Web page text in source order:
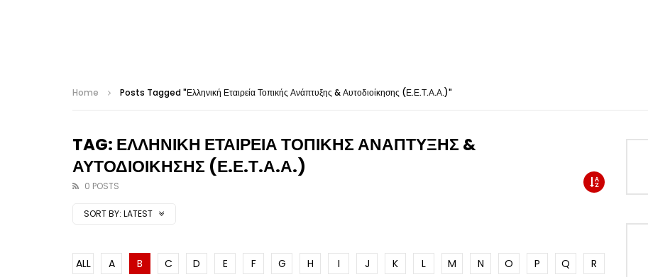
Home Posts Tagged "Ελληνική Εταιρεία Τοπικής Ανάπτυξης & Αυτοδιοίκησης (Ε.Ε.Τ.Α.Α.)"
TAG: ΕΛΛΗΝΙΚΗ ΕΤΑΙΡΕΙΑ ΤΟΠΙΚΗΣ ΑΝΑΠΤΥΞΗΣ &
ΑΥΤΟΔΙΟΙΚΗΣΗΣ (Ε.Ε.Τ.Α.Α.)
0 POSTS
SORT BY: LATEST
ALL A B C D E F G H I J K L M N O P Q
R